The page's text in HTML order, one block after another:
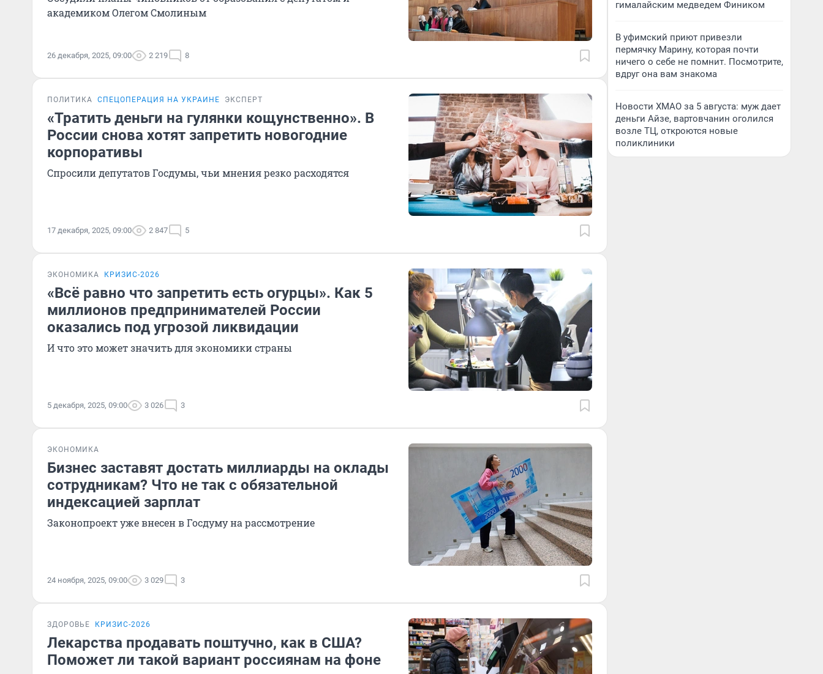
академиком Олегом Смолиным
26 декабря, 2025, 09:00 2 219 8
ПОЛИТИКА СПЕЦОПЕРАЦИЯ НА УКРАИНЕ ЭКСПЕРТ
«Тратить деньги на гулянки кощунственно». В
России снова хотят запретить новогодние
корпоративы
Спросили депутатов Госдумы, чьи мнения резко расходятся
17 декабря, 2025, 09:00 2 847 5
ЭКОНОМИКА КРИЗИС-2026
«Всё равно что запретить есть огурцы». Как 5
миллионов предпринимателей России
оказались под угрозой ликвидации
И что это может значить для экономики страны
5 декабря, 2025, 09:00 3 026 3
ЭКОНОМИКА
Бизнес заставят достать миллиарды на оклады
сотрудникам? Что не так с обязательной
индексацией зарплат
Законопроект уже внесен в Госдуму на рассмотрение
24 ноября, 2025, 09:00 3 029 3
ЗДОРОВЬЕ КРИЗИС-2026
Лекарства продавать поштучно, как в США?
Поможет ли такой вариант россиянам на фоне
гималайским медведем Фиником
В уфимский приют привезли
пермячку Марину, которая почти
ничего о себе не помнит. Посмотрите,
вдруг она вам знакома
Новости ХМАО за 5 августа: муж дает
деньги Айзе, вартовчанин оголился
возле ТЦ, откроются новые
поликлиники